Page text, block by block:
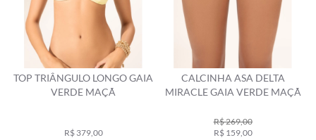
TOP TRIÂNGULO LONGO GAIA
VERDE MAÇÃ
R$ 379,00
CALCINHA ASA DELTA
MIRACLE GAIA VERDE MAÇÃ
R$ 269,00
R$ 159,00